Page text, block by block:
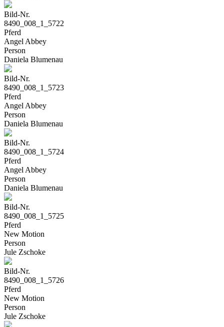
Bild-Nr.
8490_008_1_5722
Pferd
Angel Abbey
Person
Daniela Blumenau
Bild-Nr.
8490_008_1_5723
Pferd
Angel Abbey
Person
Daniela Blumenau
Bild-Nr.
8490_008_1_5724
Pferd
Angel Abbey
Person
Daniela Blumenau
Bild-Nr.
8490_008_1_5725
Pferd
New Motion
Person
Jule Zschoke
Bild-Nr.
8490_008_1_5726
Pferd
New Motion
Person
Jule Zschoke